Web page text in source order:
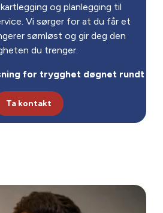
og planlegging til
Vi sørger for at du får et
sømløst og gir deg den
du trenger.
for trygghet døgnet rundt
Ta kontakt